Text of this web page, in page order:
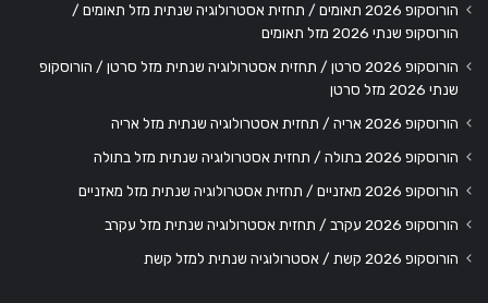
הורוסקופ 2026 תאומים / תחזית אסטרולוגיה שנתית מזל תאומים /
הורוסקופ שנתי 2026 מזל תאומים
הורוסקופ 2026 סרטן / תחזית אסטרולוגיה שנתית מזל סרטן / הורוסקופ
שנתי 2026 מזל סרטן
הורוסקופ 2026 אריה / תחזית אסטרולוגיה שנתית מזל אריה
הורוסקופ 2026 בתולה / תחזית אסטרולוגיה שנתית מזל בתולה
הורוסקופ 2026 מאזניים / תחזית אסטרולוגיה שנתית מזל מאזניים
הורוסקופ 2026 עקרב / תחזית אסטרולוגיה שנתית מזל עקרב
הורוסקופ 2026 קשת / אסטרולוגיה שנתית למזל קשת